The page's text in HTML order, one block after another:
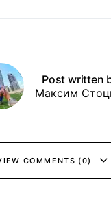
Post written
Максим
COMMENTS (0)